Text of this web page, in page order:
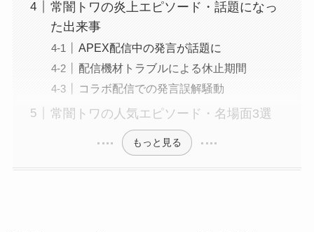
常闇トワの炎上エピソード・話題になっ
た出来事
APEX配信中の発言が話題に
配信機材トラブルによる休止期間
コラボ配信での発言誤解騒動
常闇トワの人気エピソード・名場面3選
もっと見る